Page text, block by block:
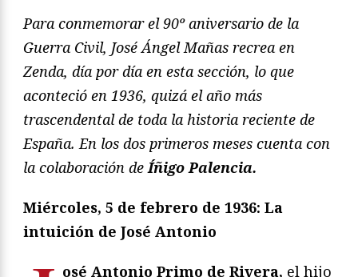
Para conmemorar el 90º aniversario de la
Guerra Civil, José Ángel Mañas recrea en
Zenda, día por día en esta sección, lo que
aconteció en 1936, quizá el año más
trascendental de toda la historia reciente de
España. En los dos primeros meses cuenta con
la colaboración de Íñigo Palencia.
Miércoles, 5 de febrero de 1936: La
intuición de José Antonio
osé Antonio Primo de Rivera, el hijo